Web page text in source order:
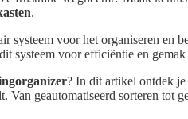
.
systeem voor het organiseren en
systeem voor efficiëntie en gemak
? In dit artikel ontdek je
Van geautomatiseerd sorteren tot